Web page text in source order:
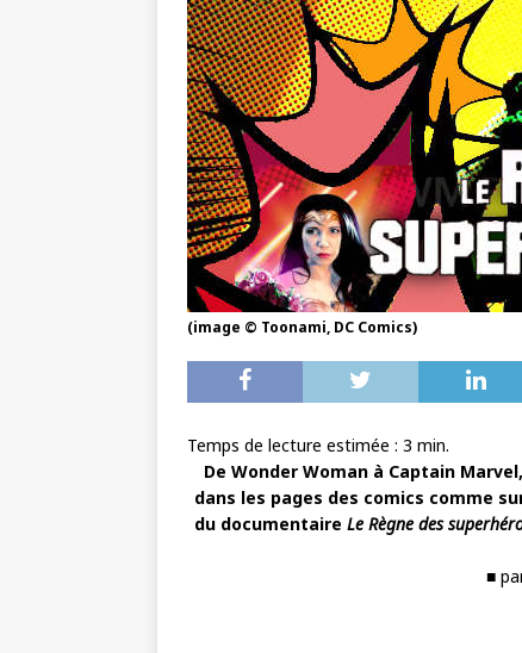
(image © Toonami, DC Comics)
Temps de lecture estimée : 3 min.
De Wonder Woman à Captain
dans les pages des comics comme
du documentaireLe Règne des
■